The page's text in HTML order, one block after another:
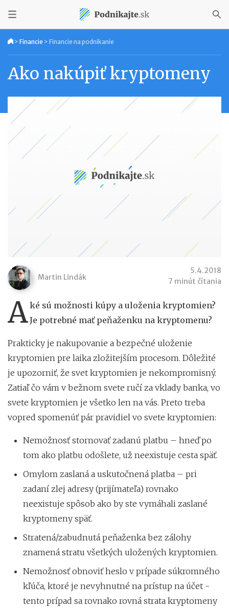
> Financie > Financie na podnikanie
Ako nakúpiť kryptomeny
Martin Lindák
5.4.2018
7 minút čítania
Aké sú možnosti kúpy a uloženia kryptomien?
Je potrebné mať peňaženku na kryptomenu?
Prakticky je nakupovanie a bezpečné uloženie
kryptomien pre laika zložitejším procesom. Dôležité
je upozorniť, že svet kryptomien je nekompromisný.
Zatiaľ čo vám v bežnom svete ručí za vklady banka, vo
svete kryptomien je všetko len na vás. Preto treba
vopred spomenúť pár pravidiel vo svete kryptomien:
Nemožnosť stornovať zadanú platbu – hneď po
tom ako platbu odošlete, už neexistuje cesta späť.
Omylom zaslaná a uskutočnená platba – pri
zadaní zlej adresy (prijímateľa) rovnako
neexistuje spôsob ako by ste vymáhali zaslané
kryptomeny späť.
Stratená/zabudnutá peňaženka bez zálohy
znamená stratu všetkých uložených kryptomien.
Nemožnosť obnoviť heslo v prípade súkromného
kľúča, ktoré je nevyhnutné na prístup na účet -
tento prípad sa rovnako rovná strata kryptomeny